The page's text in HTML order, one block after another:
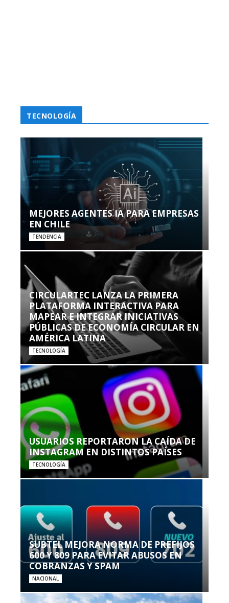
TECNOLOGÍA
MEJORES AGENTES IA PARA EMPRESAS
EN CHILE
TENDENCIA
CIRCULARTEC LANZA LA PRIMERA
PLATAFORMA INTERACTIVA PARA
MAPEAR E INTEGRAR INICIATIVAS
PÚBLICAS DE ECONOMÍA CIRCULAR EN
AMÉRICA LATINA
TECNOLOGÍA
USUARIOS REPORTARON LA CAÍDA DE
INSTAGRAM EN DISTINTOS PAÍSES
TECNOLOGÍA
SUBTEL MEJORA NORMA DE PREFIJOS
600 Y 809 PARA EVITAR ABUSOS EN
COBRANZAS Y SPAM
NACIONAL